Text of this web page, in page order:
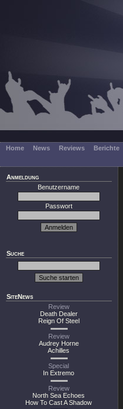
Home News Reviews Berichte
Anmeldung
Benutzername
Passwort
Suche
SiteNews
Review
Death Dealer
Reign Of Steel
Review
Audrey Horne
Achilles
Special
In Extremo
Review
North Sea Echoes
How To Cast A Shadow